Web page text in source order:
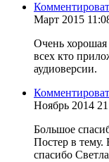
Март 2015
Очень хорошая
всех кто
аудиоверсии.
Ноябрь 2014
Большое
Постер в
спасибо